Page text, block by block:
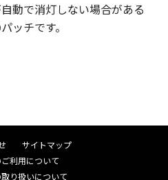
動で消灯しない場合がある
ッチです。
サイトマップ
利用について
り扱いについて